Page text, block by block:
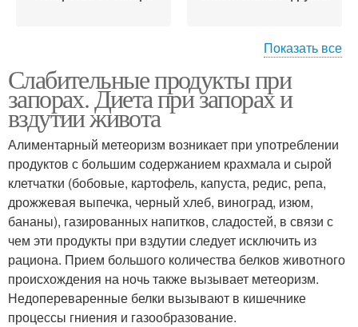
Питание при запорах
Показать все
Слабительные продукты при
запорах. Диета при запорах и
вздутии живота
Алиментарный метеоризм возникает при употреблении
продуктов с большим содержанием крахмала и сырой
клетчатки (бобовые, картофель, капуста, редис, репа,
дрожжевая выпечка, черный хлеб, виноград, изюм,
бананы), газированных напитков, сладостей, в связи с
чем эти продукты при вздутии следует исключить из
рациона. Прием большого количества белков животного
происхождения на ночь также вызывает метеоризм.
Недопереваренные белки вызывают в кишечнике
процессы гниения и газообразование.